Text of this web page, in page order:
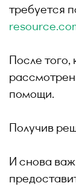
требуется
После
помощи.
Получив
И снова